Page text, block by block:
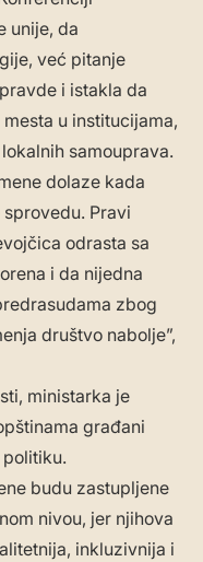
unije, da
već pitanje
i istakla da
u institucijama,
samouprava.
dolaze kada
Pravi
odrasta sa
i da nijedna
zbog
društvo nabolje”,
ministarka je
građani
budu zastupljene
nivou, jer njihova
inkluzivnija i